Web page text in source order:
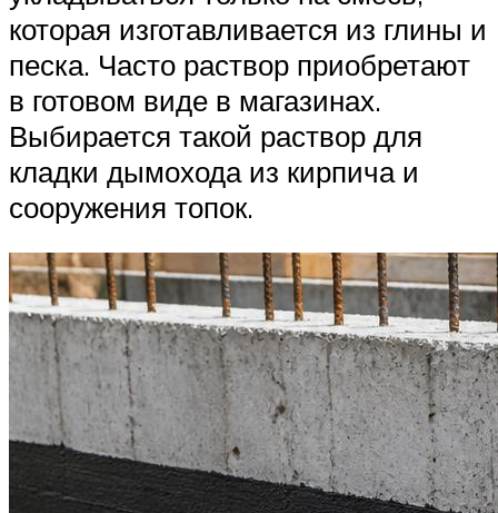
которая изготавливается из глины и
песка. Часто раствор приобретают
в готовом виде в магазинах.
Выбирается такой раствор для
кладки дымохода из кирпича и
сооружения топок.